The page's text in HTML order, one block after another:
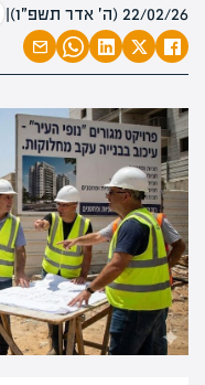
22/02/26 (ה׳ אדר תשפ״ו) |